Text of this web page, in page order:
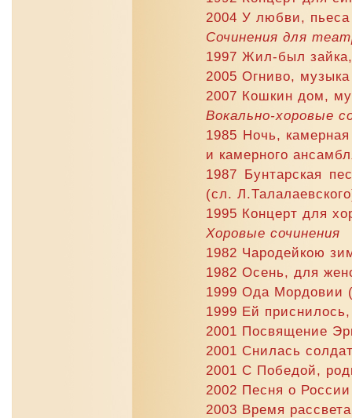
2004 У любви, пьеса
Сочинения для
1997 Жил-был
2005 Огниво, музыка
2007 Кошкин дом,
Вокально-хоровые
1985 Ночь,
и камерного
1987 Бунтарская
(сл.
1995 Концерт для
Хоровые сочинения
1982 Чародейкою
1982 Осень, для
1999 Ода Мордовии
1999 Ей
2001 Посвящение
2001 Снилась
2001 С Победой,
2002 Песня о
2003 Время